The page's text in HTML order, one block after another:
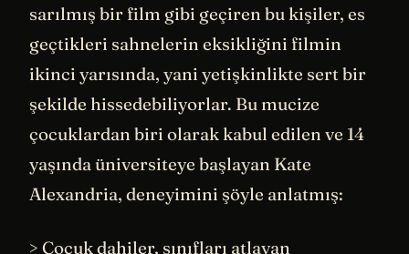
sarılmış bir film gibi geçiren bu kişiler, es
geçtikleri sahnelerin eksikliğini filmin
ikinci yarısında, yani yetişkinlikte sert bir
şekilde hissedebiliyorlar. Bu mucize
çocuklardan biri olarak kabul edilen ve 14
yaşında üniversiteye başlayan Kate
Alexandria, deneyimini şöyle anlatmış:
> Çocuk dahiler, sınıfları atlayan